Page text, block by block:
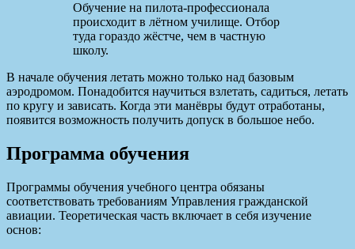
Обучение на пилота-профессионала
происходит в лётном училище. Отбор
туда гораздо жёстче, чем в частную
школу.
В начале обучения летать можно только над базовым
аэродромом. Понадобится научиться взлетать, садиться, летать
по кругу и зависать. Когда эти манёвры будут отработаны,
появится возможность получить допуск в большое небо.
Программа обучения
Программы обучения учебного центра обязаны
соответствовать требованиям Управления гражданской
авиации. Теоретическая часть включает в себя изучение
основ: